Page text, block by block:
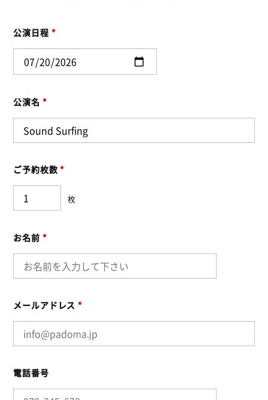
公演日程 *
公演名 *
ご予約枚数*
枚
お名前 *
メールアドレス*
電話番号